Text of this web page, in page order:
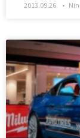
2013.09.26.